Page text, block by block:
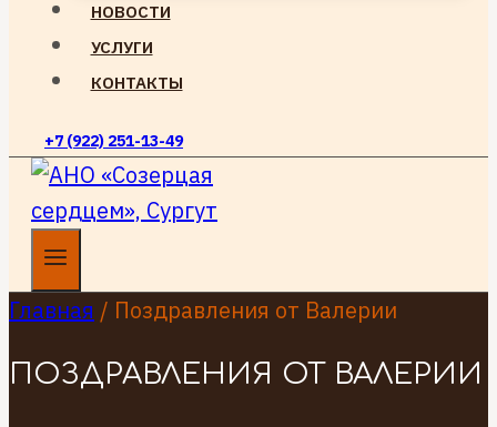
НОВОСТИ
УСЛУГИ
КОНТАКТЫ
+7 (922) 251-13-49
Главная / Поздравления от Валерии
ПОЗДРАВЛЕНИЯ ОТ ВАЛЕРИИ